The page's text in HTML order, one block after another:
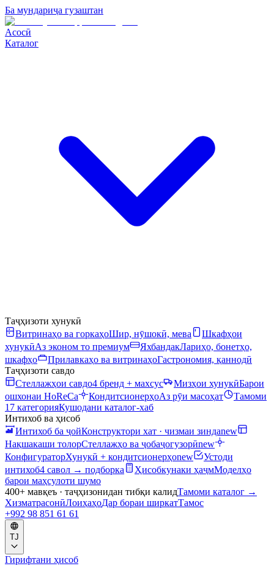
Ба мундариҷа гузаштан
Асосӣ
Каталог
Таҷҳизоти хунукӣ
Витринаҳо ва горкаҳоШир, нӯшокӣ, мева
Шкафҳои
хунукӣАз эконом то премиум ЯхбандакЛариҳо, бонетҳо,
шкафҳо
Прилавкаҳо ва витринаҳоГастрономия, қаннодӣ
Таҷҳизоти савдо
Стеллажҳои савдо4 бренд + махсус Мизҳои хунукӣБарои
ошхонаи HoReCa
КондитсионерҳоАз рӯи масоҳат
Тамоми
17 категорияКушодани каталог-хаб
Интихоб ва ҳисоб
Интихоб ба ҷойКонструктори хат · чизмаи зиндаnew
Нақшакаши толорСтеллажҳо ва ҷобаҷогузорӣnew
КонфигураторХунукӣ + кондитсионерҳоnew
Устоди
интихоб4 савол → подборка Ҳисобкунаки ҳаҷмМоделҳо
барои маҳсулоти шумо
400+ мавқеъ · таҷҳизонидан тибқи калидТамоми каталог →
ХизматрасонӣЛоиҳаҳоДар бораи ширкатТамос
+992 98 851 61 61
TJ
Гирифтани ҳисоб